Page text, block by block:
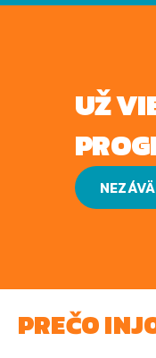
UŽ
PREČO